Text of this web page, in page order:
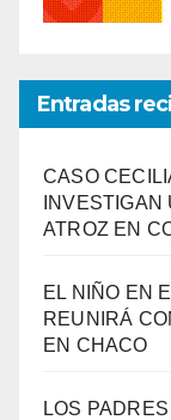
Entradas
CASO
ATROZ EN
EL NIÑO EN
REUNIRÁ
EN CHACO
LOS